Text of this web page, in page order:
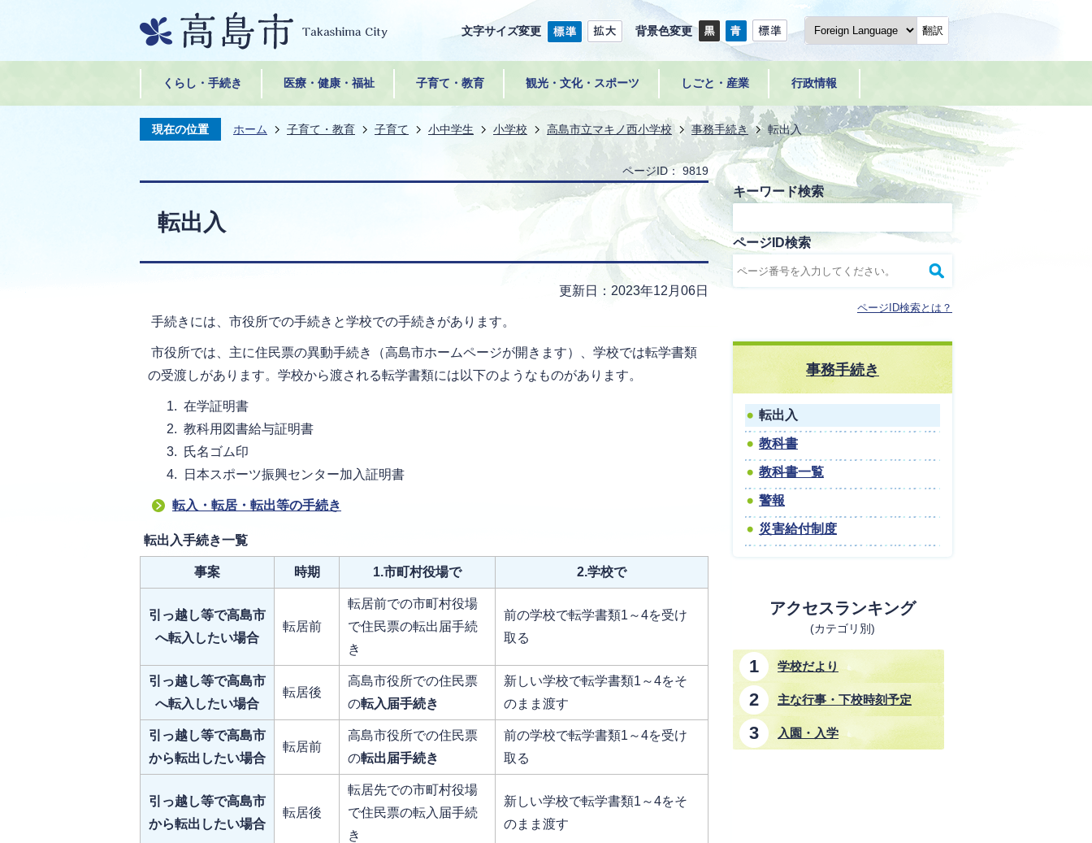
文字サイズ変更 背景色変更 翻訳
くらし・手続き 医療・健康・福祉 子育て・教育 観光・文化・スポーツ しごと・産業 行政情報
現在の位置 ホーム 子育て・教育 子育て 小中学生 小学校 高島市立マキノ西小学校 事務手続き 転出入
ページID： 9819
転出入
更新日：2023年12月06日
手続きには、市役所での手続きと学校での手続きがあります。
市役所では、主に住民票の異動手続き（高島市ホームページが開きます）、学校では転学書類
の受渡しがあります。学校から渡される転学書類には以下のようなものがあります。
在学証明書
教科用図書給与証明書
氏名ゴム印
日本スポーツ振興センター加入証明書
転入・転居・転出等の手続き
転出入手続き一覧
事案 時期 1.市町村役場で 2.学校で
引っ越し等で高島市
へ転入したい場合
転居前
転居前での市町村役場
で住民票の転出届手続
き
前の学校で転学書類1～4を受け
取る
引っ越し等で高島市
へ転入したい場合
転居後
高島市役所での住民票
の転入届手続き
新しい学校で転学書類1～4をそ
のまま渡す
引っ越し等で高島市
から転出したい場合
転居前
高島市役所での住民票
の転出届手続き
前の学校で転学書類1～4を受け
取る
引っ越し等で高島市
から転出したい場合
転居後
転居先での市町村役場
で住民票の転入届手続
き
新しい学校で転学書類1～4をそ
のまま渡す
キーワード検索
ページID検索
ページID検索とは？
事務手続き
転出入
教科書
教科書一覧
警報
災害給付制度
アクセスランキング
(カテゴリ別)
学校だより
主な行事・下校時刻予定
入園・入学